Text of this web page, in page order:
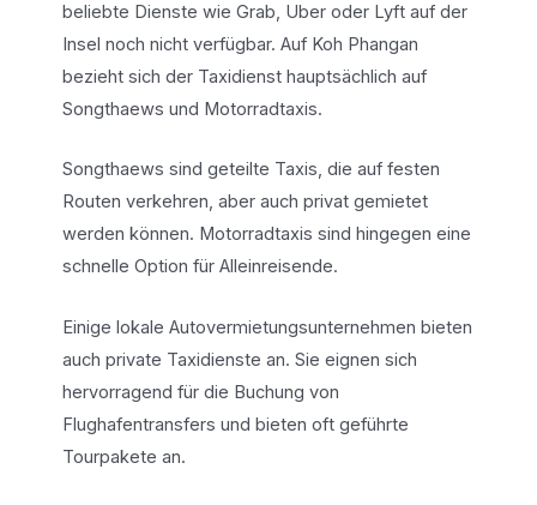
beliebte Dienste wie Grab, Uber oder Lyft auf der
Insel noch nicht verfügbar. Auf Koh Phangan
bezieht sich der Taxidienst hauptsächlich auf
Songthaews und Motorradtaxis.
Songthaews sind geteilte Taxis, die auf festen
Routen verkehren, aber auch privat gemietet
werden können. Motorradtaxis sind hingegen eine
schnelle Option für Alleinreisende.
Einige lokale Autovermietungsunternehmen bieten
auch private Taxidienste an. Sie eignen sich
hervorragend für die Buchung von
Flughafentransfers und bieten oft geführte
Tourpakete an.